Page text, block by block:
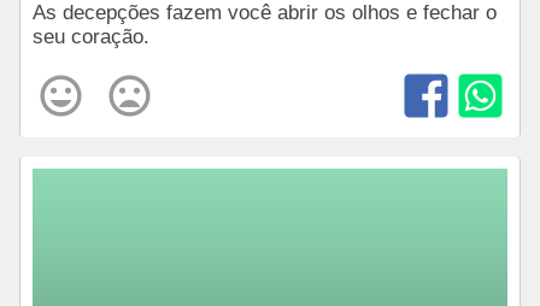
As decepções fazem você abrir os olhos e fechar o
seu coração.